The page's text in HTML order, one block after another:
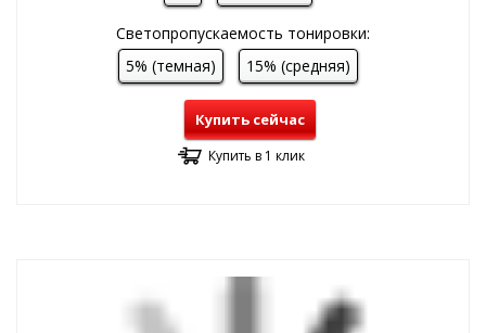
Светопропускаемость тонировки:
5% (темная)
15% (средняя)
Купить сейчас
Купить в 1 клик